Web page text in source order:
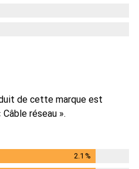
de cette marque est
réseau ».
2.1 %